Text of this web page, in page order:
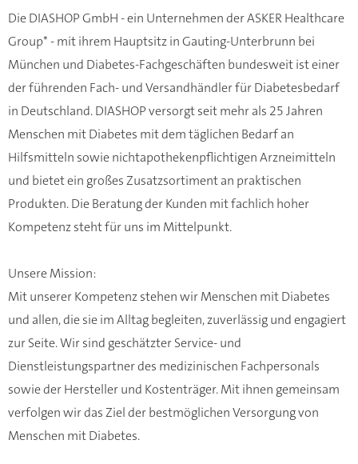
Die DIASHOP GmbH - ein Unternehmen der ASKER Healthcare
Group* - mit ihrem Hauptsitz in Gauting-Unterbrunn bei
München und Diabetes-Fachgeschäften bundesweit ist einer
der führenden Fach- und Versandhändler für Diabetesbedarf
in Deutschland. DIASHOP versorgt seit mehr als 25 Jahren
Menschen mit Diabetes mit dem täglichen Bedarf an
Hilfsmitteln sowie nichtapothekenpflichtigen Arzneimitteln
und bietet ein großes Zusatzsortiment an praktischen
Produkten. Die Beratung der Kunden mit fachlich hoher
Kompetenz steht für uns im Mittelpunkt.
Unsere Mission:
Mit unserer Kompetenz stehen wir Menschen mit Diabetes
und allen, die sie im Alltag begleiten, zuverlässig und engagiert
zur Seite. Wir sind geschätzter Service- und
Dienstleistungspartner des medizinischen Fachpersonals
sowie der Hersteller und Kostenträger. Mit ihnen gemeinsam
verfolgen wir das Ziel der bestmöglichen Versorgung von
Menschen mit Diabetes.